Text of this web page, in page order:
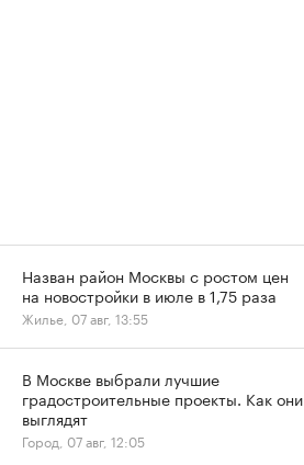
Назван район Москвы с ростом цен
на новостройки в июле в 1,75 раза
Жилье, 07 авг, 13:55
В Москве выбрали лучшие
градостроительные проекты. Как они
выглядят
Город, 07 авг, 12:05